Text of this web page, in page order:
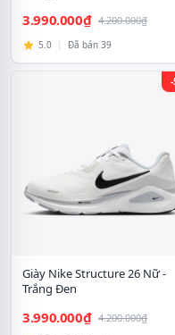
3.990.000₫ 4.200.000₫
5.0 | Đã bán 39
Giày Nike Structure 26 Nữ -
Trắng Đen
3.990.000₫ 4.200.000₫